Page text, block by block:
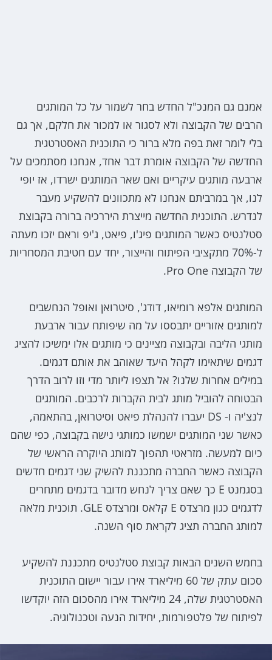
אמנם גם המנכ"ל החדש בחר לשמור על כל המותגים
הרבים של הקבוצה ולא לסגור או למכור את חלקם, אך גם
בלי לומר זאת בפה מלא ברור כי התוכנית האסטרטגית
החדשה של הקבוצה אומרת דבר אחד, אנחנו מסתמכים על
ארבעה מותגים עיקריים ואם שאר המותגים ישרדו, אז יופי
לנו, אך במרביתם אנחנו לא מתכוונים להשקיע מעבר
לנדרש. התוכנית החדשה מייצרת היררכיה ברורה בקבוצת
סטלנטיס כאשר המותגים פיג'ו, פיאט, ג'יפ וראם יזכו מעתה
ל-70% מתקציבי הפיתוח והייצור, יחד עם חטיבת המסחריות
של הקבוצה Pro One.
המותגים אלפא רומיאו, דודג', סיטרואן ואופל הנחשבים
למותגים אזוריים יתבססו על מה שיפותח עבור ארבעת
מותגי הליבה ובקבוצה מציינים כי מותגים אלו ימשיכו להציג
דגמים שיתאימו לקהל היעד שאוהב את אותם דגמים.
במילים אחרות שלנו? אל תצפו ליותר מדי וזו לרוב הדרך
הבטוחה להוביל מותג לבית הקברות לרכבים. המותגים
לנצ'יה ו- DS יעברו להנהלת פיאט וסיטרואן, בהתאמה,
כאשר שני המותגים ישמשו כמותגי נישה בקבוצה, כפי שהם
כיום למעשה. מזראטי תהפוך למותג היוקרה הראשי של
הקבוצה כאשר החברה מתכננת להשיק שני דגמים חדשים
בסגמנט E כך שאם צריך לנחש מדובר בדגמים מתחרים
לדגמים כגון מרצדס E קלאס ומרצדס GLE. תוכנית מלאה
למותג החברה תציג לקראת סוף השנה.
בחמש השנים הבאות קבוצת סטלנטיס מתכננת להשקיע
סכום עתק של 60 מיליארד אירו עבור יישום התוכנית
האסטרטגית שלה, 24 מיליארד אירו מהסכום הזה יוקדשו
לפיתוח של פלטפורמות, יחידות הנעה וטכנולוגיה.